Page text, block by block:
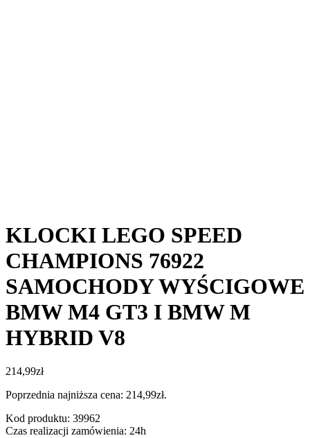
KLOCKI LEGO SPEED
CHAMPIONS 76922
SAMOCHODY WYŚCIGOWE
BMW M4 GT3 I BMW M
HYBRID V8
214,99zł
Poprzednia najniższa cena: 214,99zł.
Kod produktu: 39962
Czas realizacji zamówienia: 24h